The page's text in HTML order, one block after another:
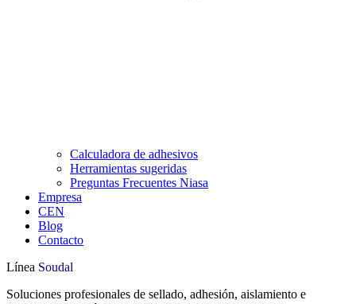
Calculadora de adhesivos
Herramientas sugeridas
Preguntas Frecuentes Niasa
Empresa
CEN
Blog
Contacto
Línea Soudal
Soluciones profesionales de sellado, adhesión, aislamiento e